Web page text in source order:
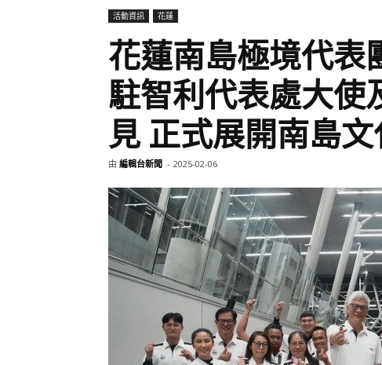
活動資訊 花蓮
花蓮南島極境代表
駐智利代表處大使
見 正式展開南島
由 編輯台新聞 - 2025-02-06